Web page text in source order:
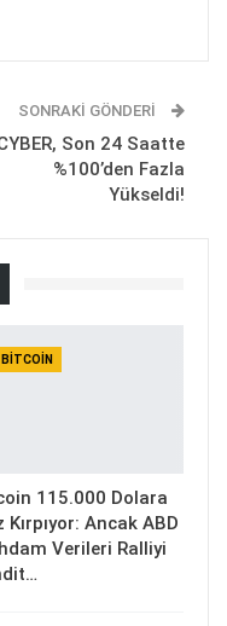
SONRAKI GÖNDERI
Son 24 Saatte
%100’den Fazla
Yükseldi!
BITCOIN
115.000 Dolara
Kırpıyor: Ancak ABD
Verileri Ralliyi